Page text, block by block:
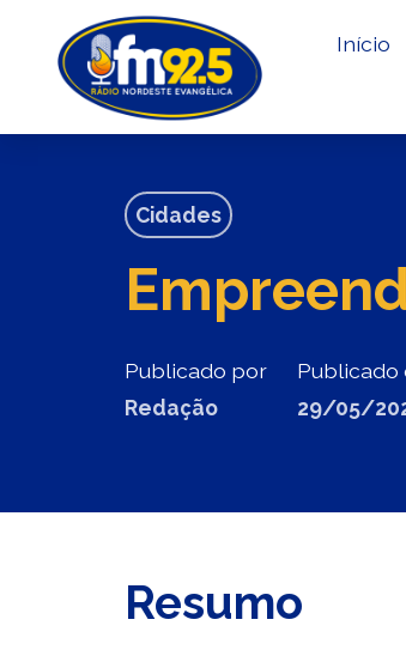
Início
Cidades
Publicado por
Redação
Publicado
29/05/
Resumo